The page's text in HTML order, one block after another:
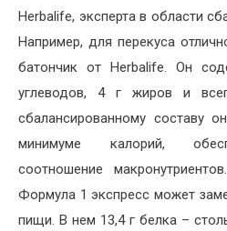
Herbalife, эксперта в области
Например, для перекуса
батончик от Herbalife. Он
углеводов, 4 г жиров и
сбалансированному составу
минимуме калорий,
соотношение
Формула 1 экспресс может
пищи. В нем 13,4 г белка –